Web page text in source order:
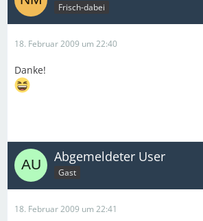
Frisch-dabei
18. Februar 2009 um 22:40
Danke!
Abgemeldeter User
Gast
18. Februar 2009 um 22:41